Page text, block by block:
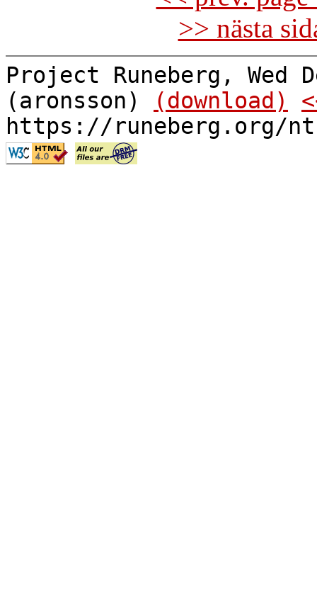
>> nästa
Project Runeberg, Wed
(aronsson)
(download)
https://runeberg.org/